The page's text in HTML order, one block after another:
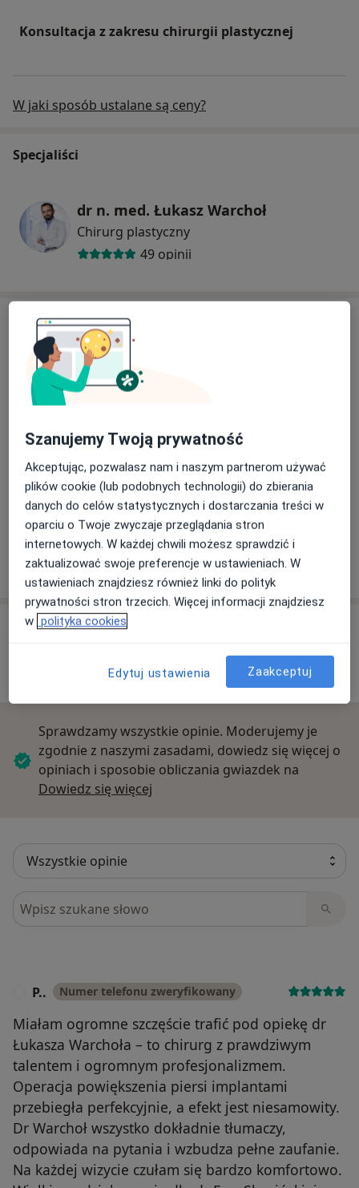
Konsultacja z zakresu chirurgii plastycznej
W jaki sposób ustalane są ceny?
Specjaliści
dr n. med. Łukasz Warchoł
Chirurg plastyczny
49 opinii
Adres
Powiększ mapę
ALLESTETIS - Centrum Medyczne
Aleja Tysiąclecia 111, 34-400 Nowy Targ
Numer telefonu
+482... ·Pokaż numer telefonu
Zobacz więcej
Opinie o specjalistach (9)
Sprawdzamy wszystkie opinie. Moderujemy je
zgodnie z naszymi zasadami, dowiedz się więcej o
opiniach i sposobie obliczania gwiazdek na
Dowiedz się więcej
Szukaj w opiniach
P.. Numer telefonu zweryfikowany
Miałam ogromne szczęście trafić pod opiekę dr
Łukasza Warchoła – to chirurg z prawdziwym
talentem i ogromnym profesjonalizmem.
Operacja powiększenia piersi implantami
przebiegła perfekcyjnie, a efekt jest niesamowity.
Dr Warchoł wszystko dokładnie tłumaczy,
odpowiada na pytania i wzbudza pełne zaufanie.
Na każdej wizycie czułam się bardzo komfortowo.
Szanujemy Twoją prywatność
Akceptując, pozwalasz nam i naszym partnerom używać
plików cookie (lub podobnych technologii) do zbierania
danych do celów statystycznych i dostarczania treści w
oparciu o Twoje zwyczaje przeglądania stron
internetowych. W każdej chwili możesz sprawdzić i
zaktualizować swoje preferencje w ustawieniach. W
ustawieniach znajdziesz również linki do polityk
prywatności stron trzecich. Więcej informacji znajdziesz
w polityka cookies
Edytuj ustawienia Zaakceptuj